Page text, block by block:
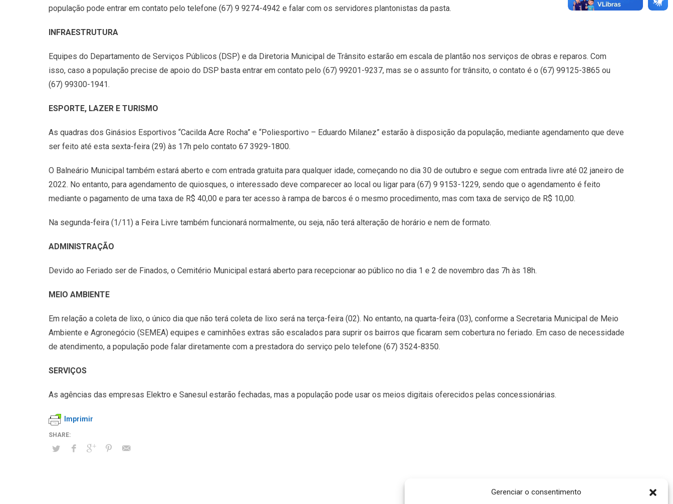
Gerenciar o consentimento
população pode entrar em contato pelo telefone (67) 9 9274-4942 e falar com os servidores plantonistas da pasta.
INFRAESTRUTURA
Equipes do Departamento de Serviços Públicos (DSP) e da Diretoria Municipal de Trânsito estarão em escala de plantão nos serviços de obras e reparos. Com
isso, caso a população precise de apoio do DSP basta entrar em contato pelo (67) 99201-9237, mas se o assunto for trânsito, o contato é o (67) 99125-3865 ou
(67) 99300-1941.
ESPORTE, LAZER E TURISMO
As quadras dos Ginásios Esportivos “Cacilda Acre Rocha” e “Poliesportivo – Eduardo Milanez” estarão à disposição da população, mediante agendamento que deve
ser feito até esta sexta-feira (29) às 17h pelo contato 67 3929-1800.
O Balneário Municipal também estará aberto e com entrada gratuita para qualquer idade, começando no dia 30 de outubro e segue com entrada livre até 02 janeiro de
2022. No entanto, para agendamento de quiosques, o interessado deve comparecer ao local ou ligar para (67) 9 9153-1229, sendo que o agendamento é feito
mediante o pagamento de uma taxa de R$ 40,00 e para ter acesso à rampa de barcos é o mesmo procedimento, mas com taxa de serviço de R$ 10,00.
Na segunda-feira (1/11) a Feira Livre também funcionará normalmente, ou seja, não terá alteração de horário e nem de formato.
ADMINISTRAÇÃO
Devido ao Feriado ser de Finados, o Cemitério Municipal estará aberto para recepcionar ao público no dia 1 e 2 de novembro das 7h às 18h.
MEIO AMBIENTE
Em relação a coleta de lixo, o único dia que não terá coleta de lixo será na terça-feira (02). No entanto, na quarta-feira (03), conforme a Secretaria Municipal de Meio
Ambiente e Agronegócio (SEMEA) equipes e caminhões extras são escalados para suprir os bairros que ficaram sem cobertura no feriado. Em caso de necessidade
de atendimento, a população pode falar diretamente com a prestadora do serviço pelo telefone (67) 3524-8350.
SERVIÇOS
As agências das empresas Elektro e Sanesul estarão fechadas, mas a população pode usar os meios digitais oferecidos pelas concessionárias.
Imprimir